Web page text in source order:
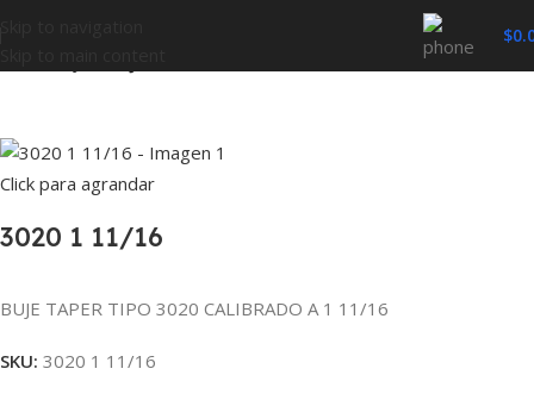
$
Click para agrandar
3020 1 11/16
BUJE TAPER TIPO 3020 CALIBRADO A 1 11/16
SKU: 3020 1 11/16